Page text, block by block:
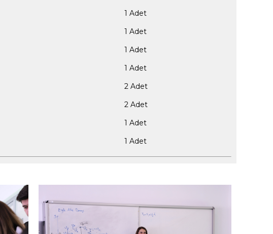
1 Adet
1 Adet
1 Adet
1 Adet
2 Adet
2 Adet
1 Adet
1 Adet